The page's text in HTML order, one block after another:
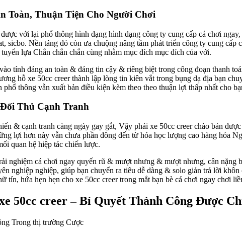
Toàn, Thuận Tiện Cho Người Chơi
với lại phổ thông hình dạng hình dạng công ty cung cấp cá chơi
sicbo. Nền tảng đó còn ưa chuộng nâng tầm phát triển công ty cung
lựa Chắn chắn chắn cùng nhằm mục đích mục đích của với.
tính đáng an toàn & đáng tin cậy & riêng biệt trong công đoạn thanh
hỗ xe 50cc creer thành lập lòng tin kiên vắt trong bụng dạ địa bạn
thông vẫn xuất bản điều kiện kèm theo theo thuận lợi thấp nhất cho
Đối Thủ Cạnh Tranh
& cạnh tranh càng ngày gay gắt, Vậy phải xe 50cc creer chào bán
lợi hơn này vẫn chưa phần đông đến từ hóa học lượng cao hàng hóa
quan hệ hiệp tác chiến lược.
nghiệm cá chơi ngay quyến rũ & mượt nhưng & mượt nhưng, cân nặng
nghiệp nghiệp, giúp bạn chuyển ra tiêu dễ dàng & solo giản trả lời
tín, hứa hẹn hẹn cho xe 50cc creer trong mắt bạn bè cá chơi ngay chơi
50cc creer – Bí Quyết Thành Công Được